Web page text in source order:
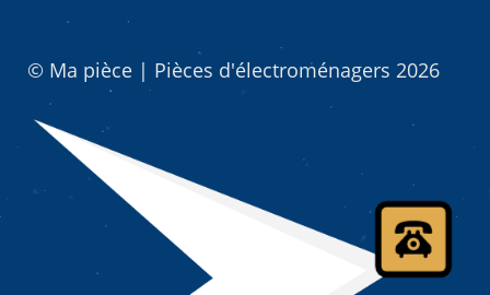
© Ma pièce | Pièces d'électroménagers 2026